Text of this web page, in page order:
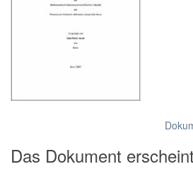
Das Dokument